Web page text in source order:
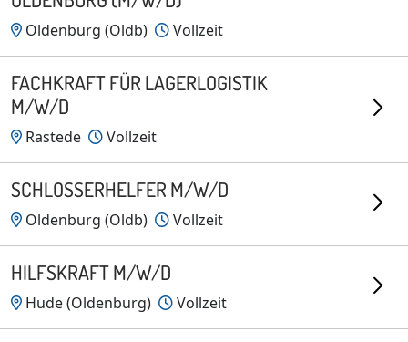
Oldenburg (Oldb) Vollzeit
FACHKRAFT FÜR LAGERLOGISTIK
M/W/D
Rastede Vollzeit
SCHLOSSERHELFER M/W/D
Oldenburg (Oldb) Vollzeit
HILFSKRAFT M/W/D
Hude (Oldenburg) Vollzeit